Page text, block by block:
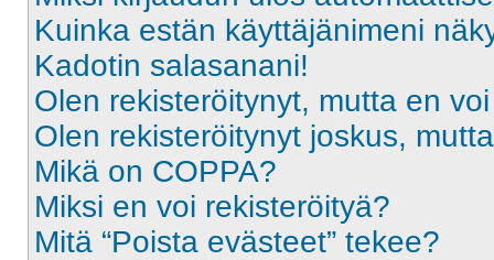
Kuinka estän käyttäjänimeni
Kadotin salasanani!
Olen rekisteröitynyt, mutta en
Olen rekisteröitynyt joskus,
Mikä on COPPA?
Miksi en voi rekisteröityä?
Mitä “Poista evästeet” tekee?